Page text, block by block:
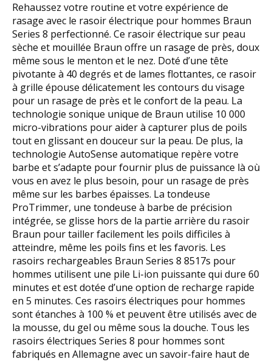
Rehaussez votre routine et votre expérience de
rasage avec le rasoir électrique pour hommes Braun
Series 8 perfectionné. Ce rasoir électrique sur peau
sèche et mouillée Braun offre un rasage de près, doux
même sous le menton et le nez. Doté d’une tête
pivotante à 40 degrés et de lames flottantes, ce rasoir
à grille épouse délicatement les contours du visage
pour un rasage de près et le confort de la peau. La
technologie sonique unique de Braun utilise 10 000
micro-vibrations pour aider à capturer plus de poils
tout en glissant en douceur sur la peau. De plus, la
technologie AutoSense automatique repère votre
barbe et s’adapte pour fournir plus de puissance là où
vous en avez le plus besoin, pour un rasage de près
même sur les barbes épaisses. La tondeuse
ProTrimmer, une tondeuse à barbe de précision
intégrée, se glisse hors de la partie arrière du rasoir
Braun pour tailler facilement les poils difficiles à
atteindre, même les poils fins et les favoris. Les
rasoirs rechargeables Braun Series 8 8517s pour
hommes utilisent une pile Li-ion puissante qui dure 60
minutes et est dotée d’une option de recharge rapide
en 5 minutes. Ces rasoirs électriques pour hommes
sont étanches à 100 % et peuvent être utilisés avec de
la mousse, du gel ou même sous la douche. Tous les
rasoirs électriques Series 8 pour hommes sont
fabriqués en Allemagne avec un savoir-faire haut de